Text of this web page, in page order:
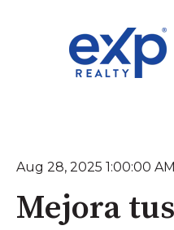
Aug 28, 2025 1:00:00 AM
Mejora